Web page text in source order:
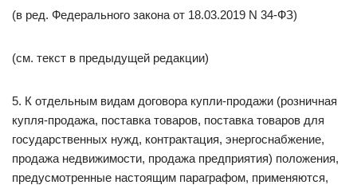
(в ред. Федерального закона от 18.03.2019 N 34-ФЗ)
(см. текст в предыдущей редакции)
5. К отдельным видам договора купли-продажи (розничная
купля-продажа, поставка товаров, поставка товаров для
государственных нужд, контрактация, энергоснабжение,
продажа недвижимости, продажа предприятия) положения,
предусмотренные настоящим параграфом, применяются,